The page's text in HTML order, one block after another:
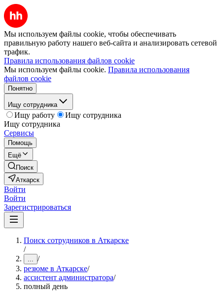
Мы используем файлы cookie, чтобы обеспечивать
правильную работу нашего веб-сайта и анализировать сетевой
трафик.
Правила использования файлов cookie
Мы используем файлы cookie. Правила использования
файлов cookie
Понятно
Ищу сотрудника
Ищу работу
Ищу сотрудника
Ищу сотрудника
Сервисы
Помощь
Ещё
Поиск
Аткарск
Войти
Войти
Зарегистрироваться
Поиск сотрудников в Аткарске
/
... /
резюме в Аткарске/
ассистент администратора/
полный день